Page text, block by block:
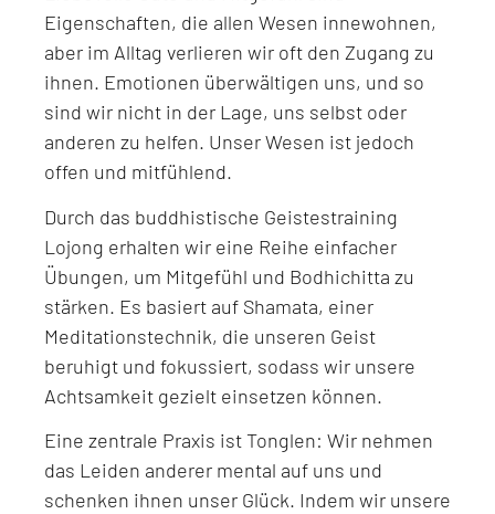
Eigenschaften, die allen Wesen innewohnen,
aber im Alltag verlieren wir oft den Zugang zu
ihnen. Emotionen überwältigen uns, und so
sind wir nicht in der Lage, uns selbst oder
anderen zu helfen. Unser Wesen ist jedoch
offen und mitfühlend.
Durch das buddhistische Geistestraining
Lojong erhalten wir eine Reihe einfacher
Übungen, um Mitgefühl und Bodhichitta zu
stärken. Es basiert auf Shamata, einer
Meditationstechnik, die unseren Geist
beruhigt und fokussiert, sodass wir unsere
Achtsamkeit gezielt einsetzen können.
Eine zentrale Praxis ist Tonglen: Wir nehmen
das Leiden anderer mental auf uns und
schenken ihnen unser Glück. Indem wir unsere